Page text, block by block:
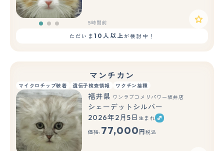
5時間前
ただいま 10人以上が検討中！
マンチカン
マイクロチップ装着 遺伝子検査情報 ワクチン接種
もっと見る
福井県 ワンラブコメリパワー坂井店
シェーデットシルバー
2026年2月5日 生まれ
価格: 77,000 円 税込